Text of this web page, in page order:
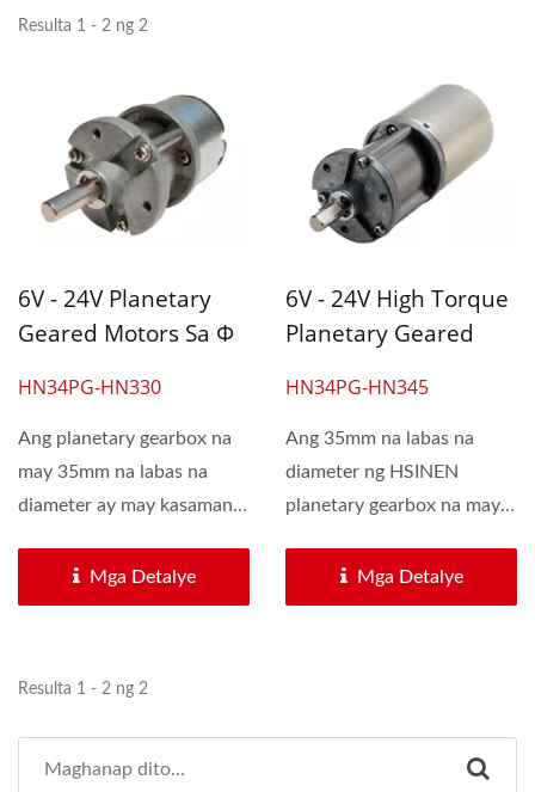
Resulta 1 - 2 ng 2
6V - 24V Planetary
Geared Motors Sa Φ
Allowable Torque
HN34PG-HN330
Ang planetary gearbox na
may 35mm na labas na
diameter ay may kasamang
may mga kalamangan...
Mga Detalye
6V - 24V High Torque
Planetary Geared
22mm Na May
Mataas Na Katatagan
HN34PG-HN345
Ang 35mm na labas na
diameter ng HSINEN
planetary gearbox na may
may mga kalamangan...
Mga Detalye
Resulta 1 - 2 ng 2